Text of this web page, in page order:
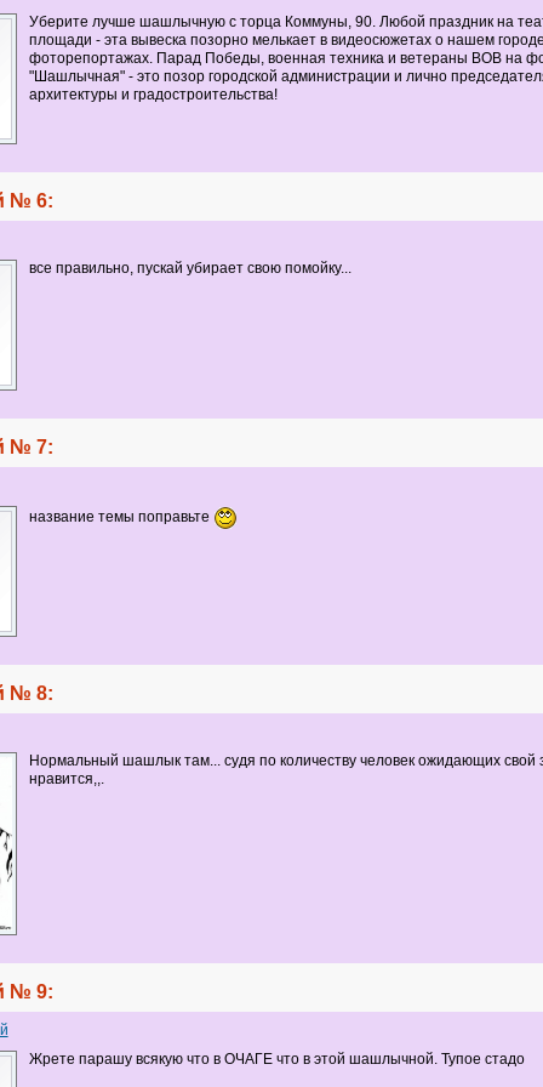
Уберите лучше шашлычную с торца Коммуны, 90. Любой праздник на
площади - эта вывеска позорно мелькает в видеосюжетах о нашем
фоторепортажах. Парад Победы, военная техника и ветераны ВОВ на
"Шашлычная" - это позор городской администрации и лично
архитектуры и градостроительства!
№ 6:
все правильно, пускай убирает свою помойку...
№ 7:
название темы поправьте
№ 8:
Нормальный шашлык там... судя по количеству человек ожидающих свой
нравится,,.
№ 9:
Жрете парашу всякую что в ОЧАГЕ что в этой шашлычной. Тупое стадо